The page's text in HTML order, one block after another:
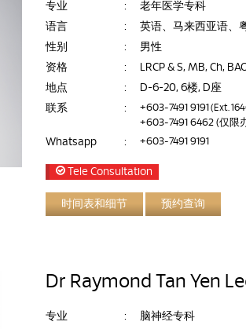
专业 :
老年医学专科
语言
:
英语、马来西亚语、
性别
:
男性
资格
:
LRCP & S, MB, Ch,
地点
:
D-6-20, 6楼, D座
联系
: +603-7491 9191 (Ext.
+603-7491 6462 (仅限
Whatsapp : +603-7491 9191
Tele Consultation
时间表和细节 预约查询
Dr Raymond Tan Yen
专业 : 脑神经专科